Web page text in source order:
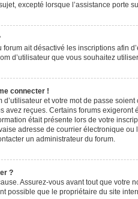
excepté lorsque l’assistance porte
forum ait désactivé les inscriptions afin
d’utilisateur que vous souhaitez
connecter !
et votre mot de passe
avez reçues. Certains forums
était présente lors de votre
adresse de courrier électronique
un administrateur du forum.
?
Assurez-vous avant tout que votre
possible que le propriétaire du site